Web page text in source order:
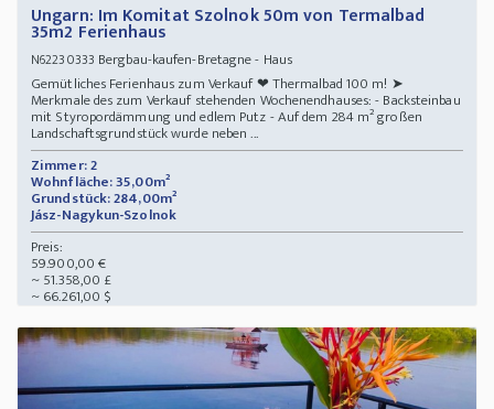
Ungarn: Im Komitat Szolnok 50m von Termalbad
35m2 Ferienhaus
N62230333 Bergbau-kaufen-Bretagne - Haus
Gemütliches Ferienhaus zum Verkauf ❤ Thermalbad 100 m! ➤
Merkmale des zum Verkauf stehenden Wochenendhauses: - Backsteinbau
mit Styropordämmung und edlem Putz - Auf dem 284 m² großen
Landschaftsgrundstück wurde neben ...
Zimmer: 2
Wohnfläche: 35,00m²
Grundstück: 284,00m²
Jász-Nagykun-Szolnok
Preis:
59.900,00 €
~ 51.358,00 £
~ 66.261,00 $